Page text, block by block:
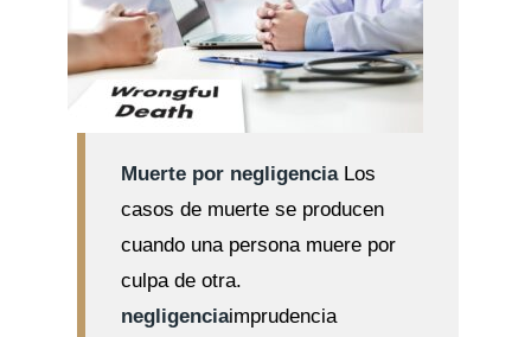
Muerte por negligenciaLos
casos de muerte se producen
cuando una persona muere por
culpa de otra.
negligenciaimprudencia